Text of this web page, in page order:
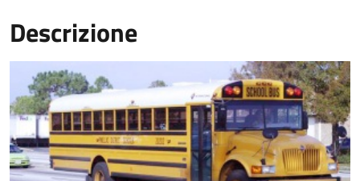
Descrizione